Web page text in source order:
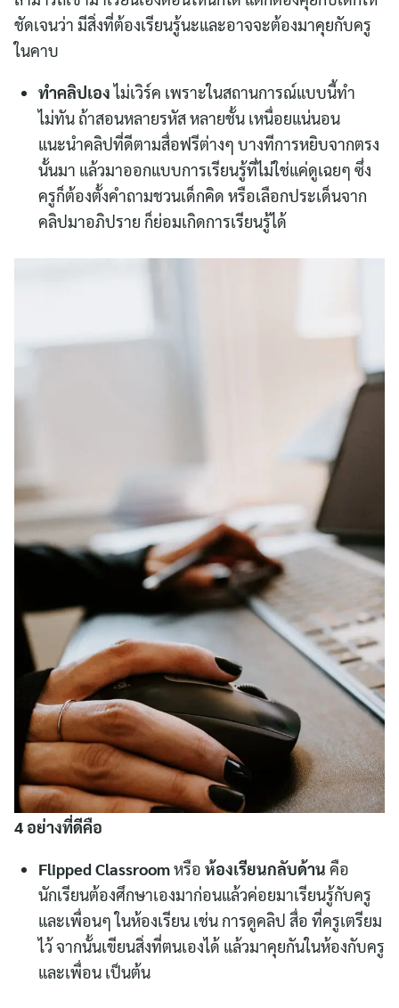
ชัดเจนว่า มีสิ่งที่ต้องเรียนรู้นะและอาจจะต้องมาคุยกับครู
ในคาบ
ทำคลิปเองไม่เวิร์ค เพราะในสถานการณ์แบบนี้ทำ
ไม่ทัน ถ้าสอนหลายรหัส หลายชั้น เหนื่อยแน่นอน
แนะนำคลิปที่ดีตามสื่อฟรีต่างๆ บางทีการหยิบจากตรง
นั้นมา แล้วมาออกแบบการเรียนรู้ที่ไม่ใช่แค่ดูเฉยๆ ซึ่ง
ครูก็ต้องตั้งคำถามชวนเด็กคิด หรือเลือกประเด็นจาก
คลิปมาอภิปราย ก็ย่อมเกิดการเรียนรู้ได้
4 อย่างที่ดีคือ
Flipped Classroomหรือ ห้องเรียนกลับด้าน คือ
นักเรียนต้องศึกษาเองมาก่อนแล้วค่อยมาเรียนรู้กับครู
และเพื่อนๆ ในห้องเรียน เช่น การดูคลิป สื่อ ที่ครูเตรียม
ไว้ จากนั้นเขียนสิ่งที่ตนเองได้ แล้วมาคุยกันในห้องกับครู
และเพื่อน เป็นต้น